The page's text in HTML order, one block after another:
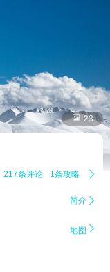
 23
217条评论 1条攻略 
简介 
地图 